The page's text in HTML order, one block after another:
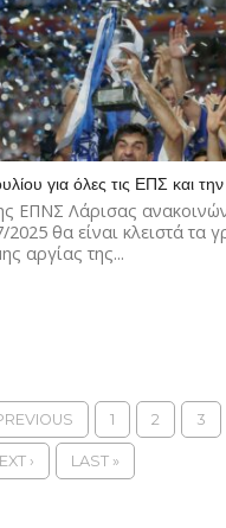
για όλες τις ΕΠΣ και
ΕΠΝΣ Λάρισας
θα είναι κλειστά τα
αργίας της...
1 2 3
› LAST »